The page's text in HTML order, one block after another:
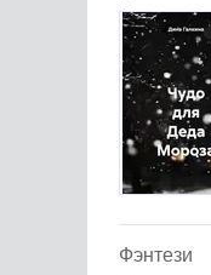
Фэнтези